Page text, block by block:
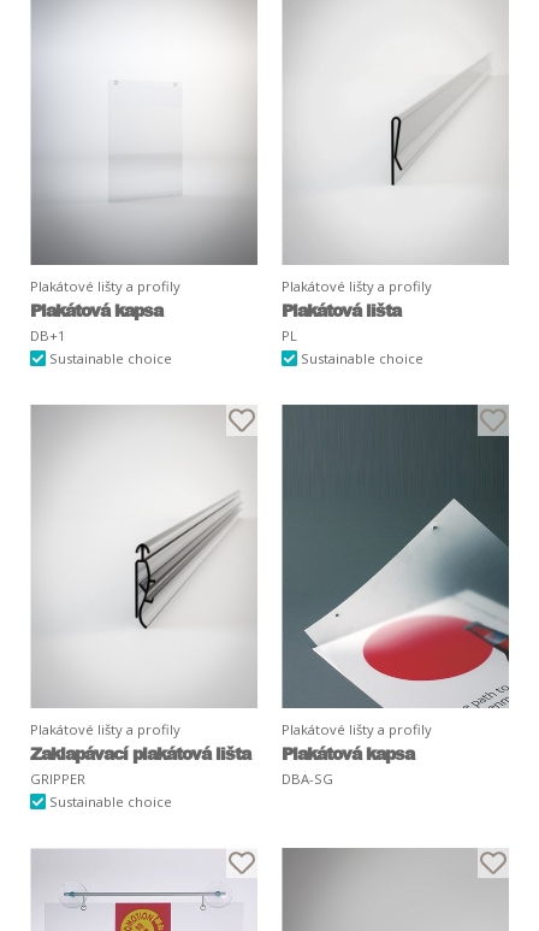
Plakátové lišty a profily
Plakátová kapsa
DB+1
Sustainable choice
Plakátové lišty a profily
Plakátová lišta
PL
Sustainable choice
Plakátové lišty a profily
Zaklapávací plakátová lišta
GRIPPER
Sustainable choice
Plakátové lišty a profily
Plakátová kapsa
DBA-SG